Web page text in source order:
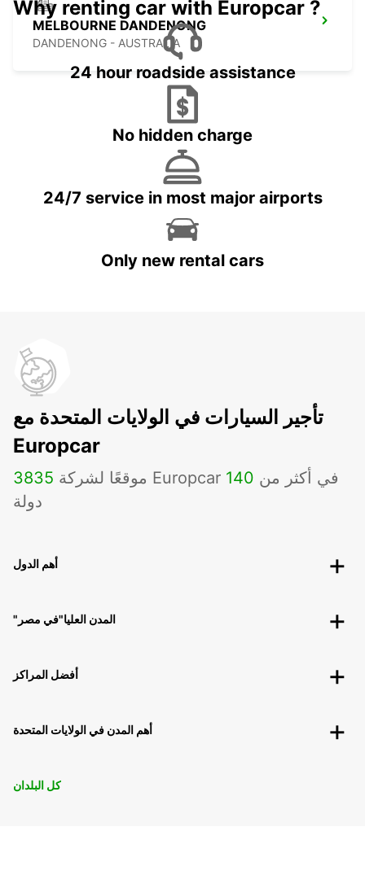
MELBOURNE DANDENONG
DANDENONG - AUSTRALIA
Why renting car with Europcar ?
24 hour roadside assistance
No hidden charge
24/7 service in most major airports
Only new rental cars
تأجير السيارات في الولايات المتحدة مع
Europcar
3835 موقعًا لشركة Europcar في أكثر من 140
دولة
أهم الدول
"المدن العليا"في مصر
أفضل المراكز
أهم المدن في الولايات المتحدة
كل البلدان